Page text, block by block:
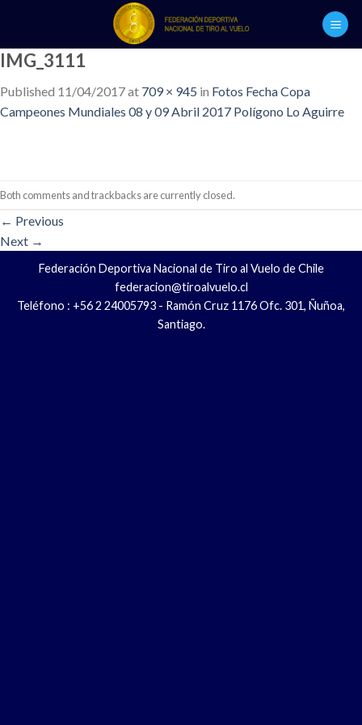
content
IMG_3111
Published 11/04/2017at 709 × 945 in Fotos Fecha Copa
Campeones Mundiales 08 y 09 Abril 2017 Polígono Lo Aguirre
Both comments and trackbacks are currently closed.
← Previous
Next →
Federación Deportiva Nacional de Tiro al Vuelo de Chile
federacion@tiroalvuelo.cl
Teléfono : +56 2 24005793 - Ramón Cruz 1176 Ofc. 301, Ñuñoa,
Santiago.